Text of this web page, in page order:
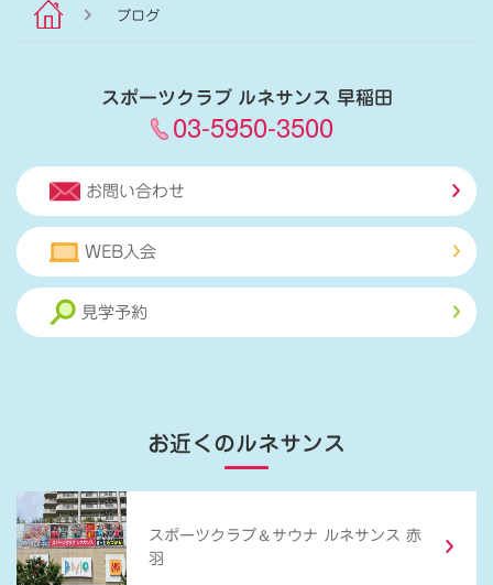
ブログ
スポーツクラブ ルネサンス 早稲田
03-5950-3500
お問い合わせ
WEB入会
見学予約
お近くのルネサンス
スポーツクラブ ＆ サウナ ルネサンス 赤
羽